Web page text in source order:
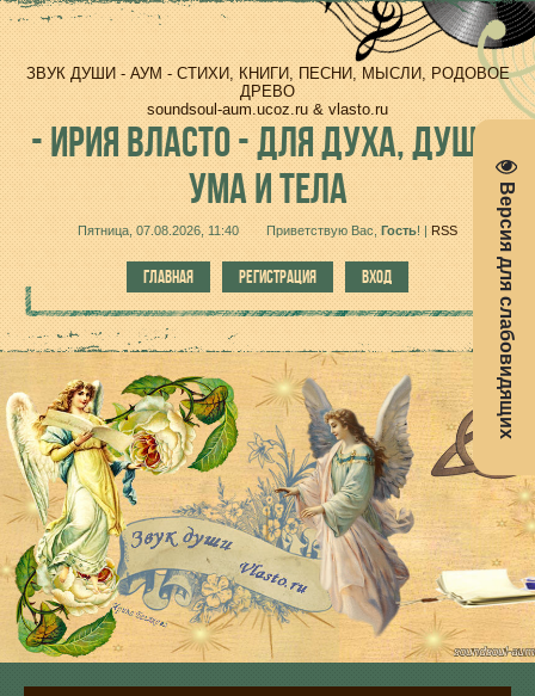
Версия для слабовидящих
ЗВУК ДУШИ - АУМ - СТИХИ, КНИГИ, ПЕСНИ, МЫСЛИ, РОДОВОЕ
ДРЕВО
soundsoul-aum.ucoz.ru & vlasto.ru
-ИРИЯ ВЛАСТО - ДЛЯ ДУХА, ДУШИ,
УМА И ТЕЛА
Пятница, 07.08.2026, 11:40 Приветствую Вас Гость! | RSS
ГЛАВНАЯ РЕГИСТРАЦИЯ ВХОД